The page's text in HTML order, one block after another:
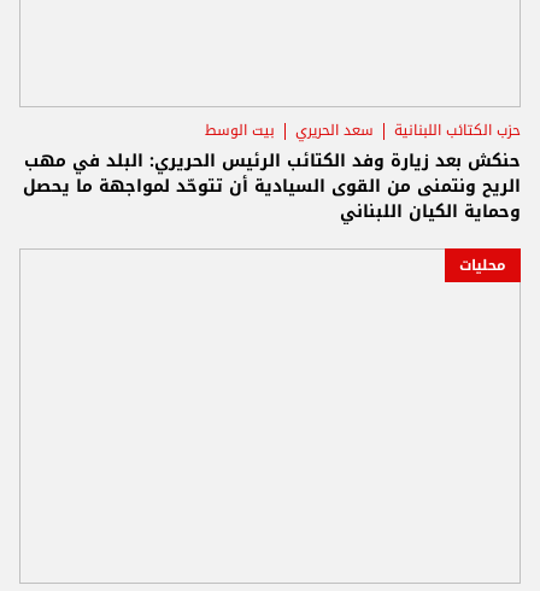
حزب الكتائب اللبنانية سعد الحريري بيت الوسط
حنكش بعد زيارة وفد الكتائب الرئيس الحريري: البلد في مهب
الريح ونتمنى من القوى السيادية أن تتوحّد لمواجهة ما يحصل
وحماية الكيان اللبناني
محليات